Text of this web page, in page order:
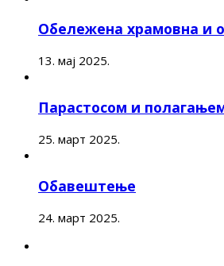
Обележена храмовна и
13. мај 2025.
Парастосом и
25. март 2025.
Обавештење
24. март 2025.